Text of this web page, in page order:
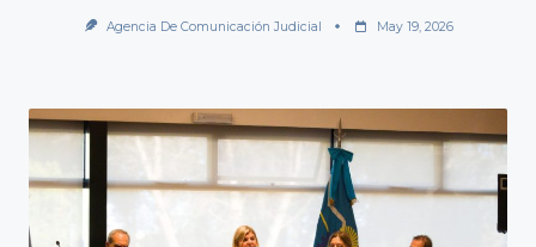
Agencia De Comunicación Judicial May 19, 2026